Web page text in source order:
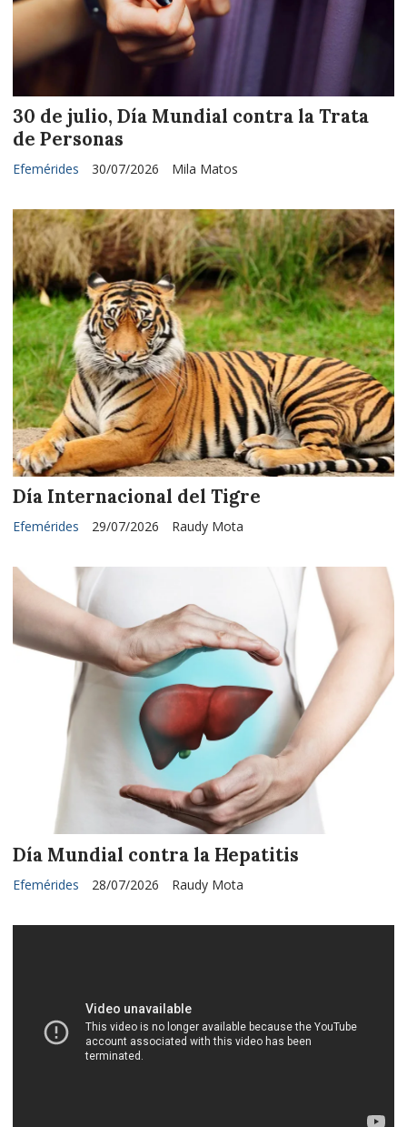
30 de julio, Día Mundial contra la Trata
de Personas
Mila Matos
Efemérides 30/07/2026
Día Internacional del Tigre
Raudy Mota
Efemérides 29/07/2026
Día Mundial contra la Hepatitis
Raudy Mota
Efemérides 28/07/2026